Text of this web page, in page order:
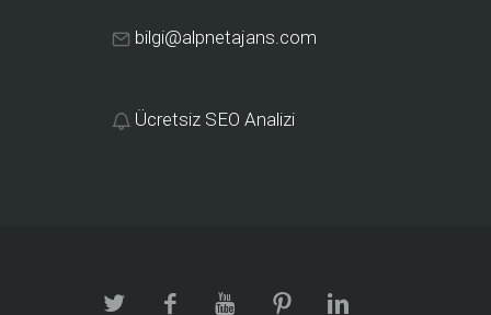
bilgi@alpnetajans.com
Ücretsiz SEO Analizi